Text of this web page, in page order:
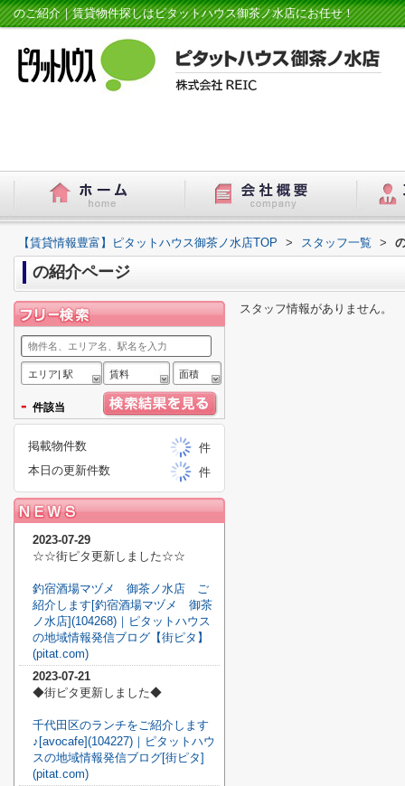
のご紹介｜賃貸物件探しはピタットハウス御茶ノ水店にお任せ！
【賃貸情報豊富】ピタットハウス御茶ノ水店TOP > スタッフ一覧 >
の紹介ページ
スタッフ情報がありません。
エリア| 駅 賃料 面積
- 件該当
掲載物件数
件
本日の更新件数
件
2023-07-29
☆☆街ピタ更新しました☆☆
釣宿酒場マヅメ 御茶ノ水店 ご
紹介します[釣宿酒場マヅメ 御茶
ノ水店](104268)｜ピタットハウス
の地域情報発信ブログ【街ピタ】
(pitat.com)
2023-07-21
◆街ピタ更新しました◆
千代田区のランチをご紹介します
♪[avocafe](104227)｜ピタットハウ
スの地域情報発信ブログ[街ピタ]
(pitat.com)